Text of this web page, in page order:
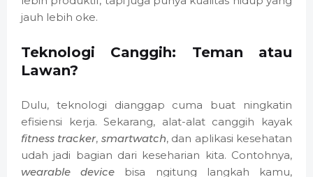
jauh lebih oke.
Teknologi Canggih: Teman atau
Lawan?
Dulu, teknologi dianggap cuma buat ningkatin
efisiensi kerja. Sekarang, alat-alat canggih kayak
fitness tracker, smartwatch, dan aplikasi kesehatan
udah jadi bagian dari keseharian kita. Contohnya,
wearable device bisa ngitung langkah kamu,